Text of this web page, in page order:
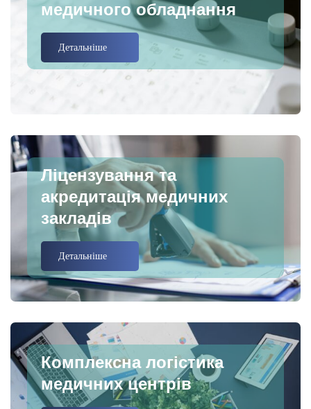
медичного обладнання
Детальніше
Ліцензування та
акредитація медичних
закладів
Детальніше
Комплексна логістика
медичних центрів